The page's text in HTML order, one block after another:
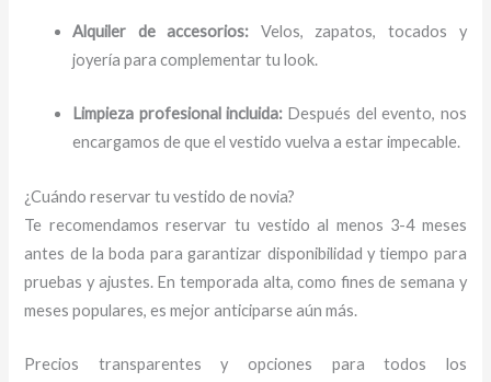
Alquiler de accesorios: Velos, zapatos, tocados y
joyería para complementar tu look.
Limpieza profesional incluida: Después del evento, nos
encargamos de que el vestido vuelva a estar impecable.
¿Cuándo reservar tu vestido de novia?
Te recomendamos reservar tu vestido al menos 3-4 meses
antes de la boda para garantizar disponibilidad y tiempo para
pruebas y ajustes. En temporada alta, como fines de semana y
meses populares, es mejor anticiparse aún más.
Precios transparentes y opciones para todos los